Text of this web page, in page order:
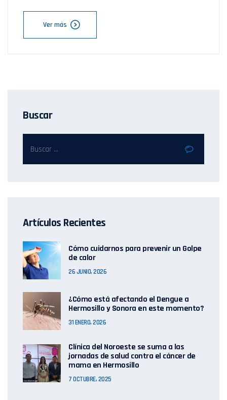
Ver más
Buscar
Artículos Recientes
Cómo cuidarnos para prevenir un Golpe
de calor
26 JUNIO, 2026
¿Cómo está afectando el Dengue a
Hermosillo y Sonora en este momento?
31 ENERO, 2026
Clínica del Noroeste se suma a las
jornadas de salud contra el cáncer de
mama en Hermosillo
7 OCTUBRE, 2025